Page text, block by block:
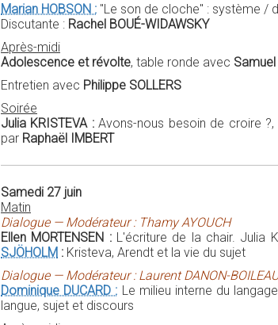
Marian HOBSON : "Le son de cloche" : système /
Discutante : Rachel BOUÉ-WIDAWSKY
Après-midi
Adolescence et révolte, table ronde avec Samuel
Entretien avec Philippe SOLLERS
Soirée
Julia KRISTEVA :Avons-nous besoin de croire ?,
par Raphaël IMBERT
Samedi 27 juin
Matin
Dialogue — Modérateur : Thamy AYOUCH
Ellen MORTENSEN :L'écriture de la chair. Julia
SJÖHOLM : Kristeva, Arendt et la vie du sujet
Dialogue — Modérateur : Laurent DANON-
Dominique DUCARD : Le milieu interne du langage
langue, sujet et discours